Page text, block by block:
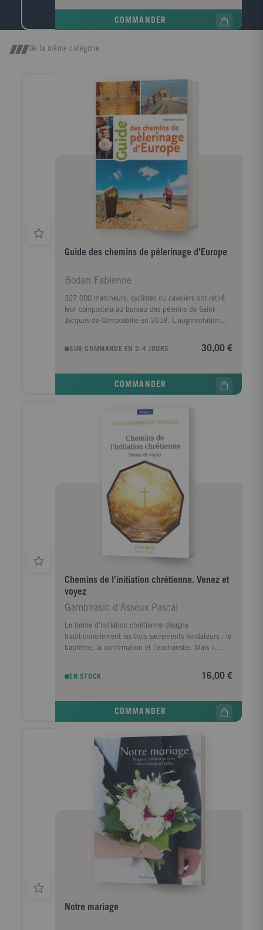
sur l'art de pardonner, dénonçant d'abord les faux
douze étapes, chacune comportant des exercices
COMMANDER
De la même catégorie
Guide des chemins de pélerinage d'Europe
Bodan Fabienne
327 000 marcheurs, cyclistes ou cavaliers ont retiré
leur compostela au bureau des pèlerins de Saint-
Jacques-de-Compostelle en 2018. L'augmentation
cap des 200 000 pèlerins était franchi début août,
encore plus tôt que les années précédentes. Portés
émules sur toute la planète. Ils entraînent dans leur
grands saints, des traditions spirituelles, des
sanctuaires de pèlerinage et des sites cérémoniels des
000 km de sentiers en mémoire de l'apôtre Jacques
Le Majeur. Le Guide des chemins de pèlerinage
d'Europe résulte de l'enquête la plus exhaustive à ce
jour sur les itinéraires de randonnée empruntant les
antiques routes de pèlerinage. Vous y découvrirez 800
idées d'aventures pédestres, cyclistes, équestres ou
nautiques dans 28 pays d'Europe. Chaque chemin
est traité sous les angles pratique, historique et sacré.
Des cartes détaillées et des photos vous permettront
de préparer votre voyage.
SUR COMMANDE EN 2-4 JOURS 30,00 €
COMMANDER
Chemins de l'initiation chrétienne. Venez et
voyez
Gambirasio d'Asseux Pascal
Le terme d’initiation chrétienne désigne
traditionnellement les trois sacrements fondateurs : le
baptême, la confirmation et l’eucharistie. Mais il
Royaume de Dieu « qui est au milieu de nous » :
qui signifie « ce qui est intérieur » — ces chemins
Deuxième Personne de la Très Sainte Trinité, à la fois
Chemin et accomplissement.Quelle est la nature
authentique de cette voie d’intériorité ? Comment
peut-elle se comprendre et se vivre dans la fidélité au
Credo et à la vie sacramentelle ...En quoi la
démarche initiatique et l’expérience mystique se
rejoignent-elles dans la tradition chrétienne ...À ces
questions essentielles, ce livre propose des réponses
claires et fidèles à l’enseignement de l’Église, afin
d’éclairer la profondeur spirituelle de ceschemins qui
conduisent à la rencontre du Christ et à l’entrée dans
EN STOCK 16,00 €
COMMANDER
Notre mariage